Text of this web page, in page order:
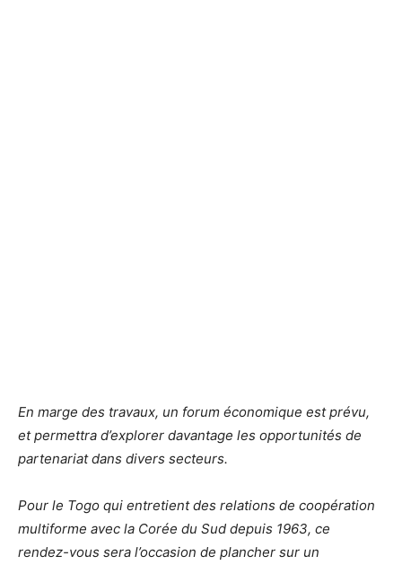
En marge des travaux, un forum économique est prévu,
et permettra d’explorer davantage les opportunités de
partenariat dans divers secteurs.
Pour le Togo qui entretient des relations de coopération
multiforme avec la Corée du Sud depuis 1963, ce
rendez-vous sera l’occasion de plancher sur un